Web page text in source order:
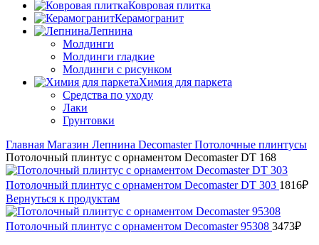
Ковровая плитка
Керамогранит
Лепнина
Молдинги
Молдинги гладкие
Молдинги с рисунком
Химия для паркета
Средства по уходу
Лаки
Грунтовки
Главная Магазин Лепнина DecomasterПотолочные плинтусы
Потолочный плинтус с орнаментом Decomaster DT 168
Потолочный плинтус с орнаментом Decomaster DT 303 1816₽
Вернуться к продуктам
Потолочный плинтус с орнаментом Decomaster 95308 3473₽